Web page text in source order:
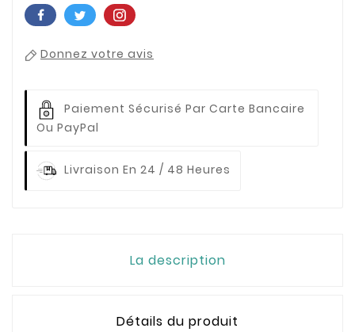
Donnez votre avis
Paiement Sécurisé Par Carte Bancaire
Ou PayPal
Livraison En 24 / 48 Heures
La description
Détails du produit